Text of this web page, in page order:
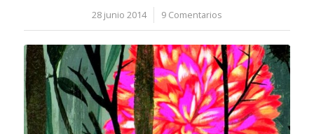
28 junio 2014
/ 9 Comentarios